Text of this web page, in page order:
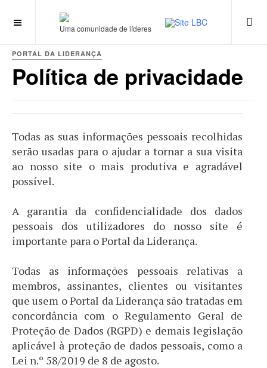
Uma comunidade de líderes
PORTAL DA LIDERANÇA
Política de privacidade
Todas as suas informações pessoais recolhidas
serão usadas para o ajudar a tornar a sua visita
ao nosso site o mais produtiva e agradável
possível.
A garantia da confidencialidade dos dados
pessoais dos utilizadores do nosso site é
importante para o Portal da Liderança.
Todas as informações pessoais relativas a
membros, assinantes, clientes ou visitantes
que usem o Portal da Liderança são tratadas em
concordância com o Regulamento Geral de
Proteção de Dados (RGPD) e demais legislação
aplicável à proteção de dados pessoais, como a
Lei n.º 58/2019 de 8 de agosto.